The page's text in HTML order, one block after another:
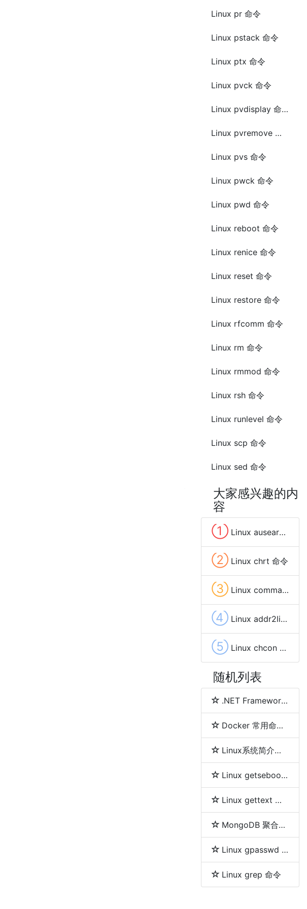
Linux pr 命令
Linux pstack 命令
Linux ptx 命令
Linux pvck 命令
Linux pvdisplay 命令
Linux pvremove 命令
Linux pvs 命令
Linux pwck 命令
Linux pwd 命令
Linux reboot 命令
Linux renice 命令
Linux reset 命令
Linux restore 命令
Linux rfcomm 命令
Linux rm 命令
Linux rmmod 命令
Linux rsh 命令
Linux runlevel 命令
Linux scp 命令
Linux sed 命令
大家感兴趣的内
容
① Linux ausearch 命令
② Linux chrt 命令
③ Linux command 命令
④ Linux addr2line 命令
⑤ Linux chcon 命令
随机列表
.NET Framework、.NET Core、.NET 5、.NET 6和.NET 7 简介及区别
Docker 常用命令详解
Linux系统简介及各发行版之间区别
Linux getsebool 命令
Linux gettext 命令
MongoDB 聚合分组等及删除重复数据的方法
Linux gpasswd 命令
Linux grep 命令